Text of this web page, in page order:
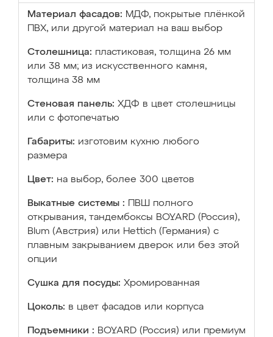
Материал фасадов: МДФ, покрытые плёнкой
ПВХ, или другой материал на ваш выбор
Столешница: пластиковая, толщина 26 мм
или 38 мм; из искусственного камня,
толщина 38 мм
Стеновая панель: ХДФ в цвет столешницы
или с фотопечатью
Габариты: изготовим кухню любого
размера
Цвет: на выбор, более 300 цветов
Выкатные системы :
ПВШ полного
открывания, тандембоксы BOYARD (Россия),
Blum (Австрия) или Hettich (Германия) с
плавным закрыванием дверок или без этой
опции
Сушка для посуды: Хромированная
Цоколь: в цвет фасадов или корпуса
Подъемники : BOYARD (Россия) или премиум